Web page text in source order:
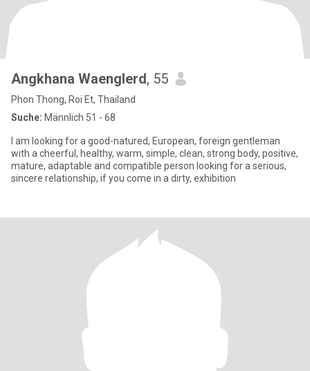
Angkhana Waenglerd, 55
Phon Thong, Roi Et, Thailand
Suche: Männlich 51 - 68
I am looking for a good-natured, European, foreign gentleman
with a cheerful, healthy, warm, simple, clean, strong body, positive,
mature, adaptable and compatible person looking for a serious,
sincere relationship, if you come in a dirty, exhibition